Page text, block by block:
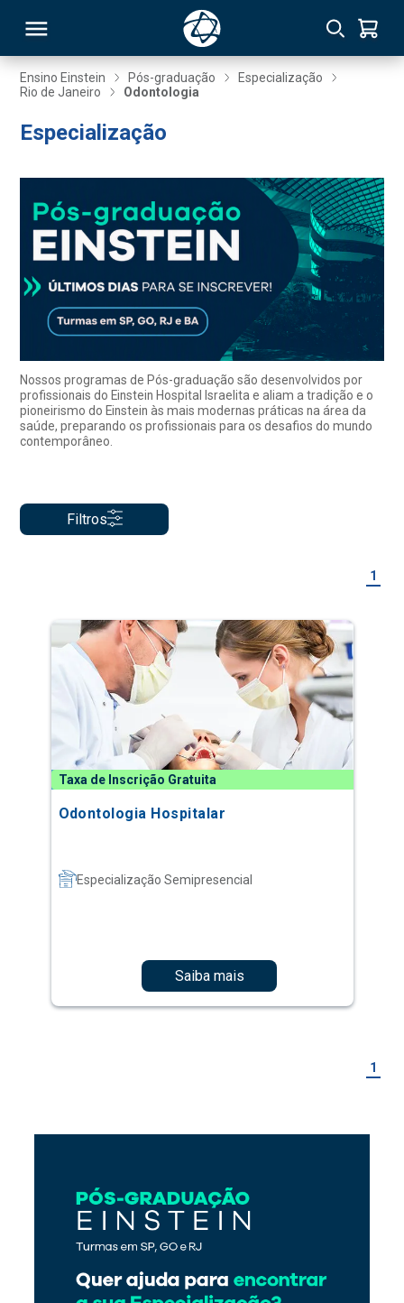
Ensino Einstein Pós-graduação
Especialização
Rio de Janeiro
Odontologia
Especialização
Nossos programas de Pós-graduação são desenvolvidos por
profissionais do Einstein Hospital Israelita e aliam a tradição e o
pioneirismo do Einstein às mais modernas práticas na área da
saúde, preparando os profissionais para os desafios do mundo
contemporâneo.
Filtros
1
Taxa de Inscrição Gratuita
Odontologia Hospitalar
Especialização Semipresencial
Saiba mais
1